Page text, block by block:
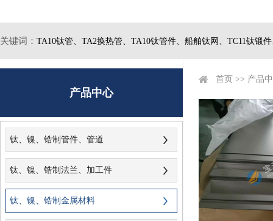
关键词： TA10钛管、 TA2换热管、 TA10钛管件、 船舶钛网、 TC11钛锻
产品中心
钛、镍、锆制管件、管道
钛、镍、锆制法兰、加工件
钛、镍、锆制金属材料
首页 >> 产品